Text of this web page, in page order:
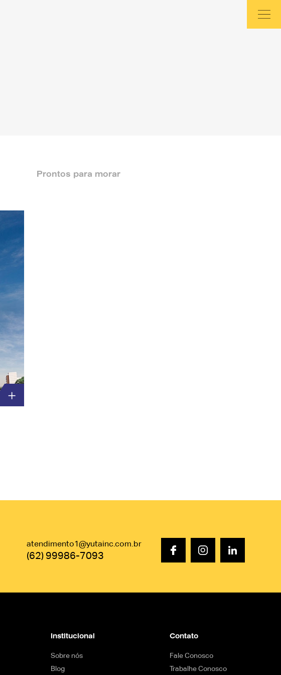
Prontos para morar
atendimento1@yutainc.com.br
(62) 99986-7093
Institucional
Sobre nós
Blog
Contato
Fale Conosco
Trabalhe Conosco